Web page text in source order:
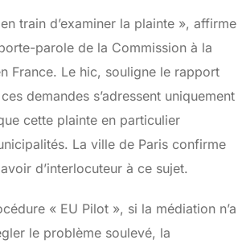
train d’examiner la plainte », affirme
parole de la Commission à la
France. Le hic, souligne le rapport
demandes s’adressent uniquement
cette plainte en particulier
La ville de Paris confirme
d’interlocuteur à ce sujet.
« EU Pilot », si la médiation n’a
le problème soulevé, la